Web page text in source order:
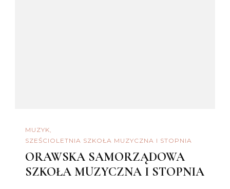
MUZYK
SZEŚCIOLETNIA SZKOŁA MUZYCZNA I STOPNIA
ORAWSKA SAMORZĄDOWA
SZKOŁA MUZYCZNA I STOPNIA